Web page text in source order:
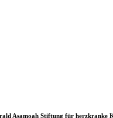
Asamoah Stiftung für herzkranke